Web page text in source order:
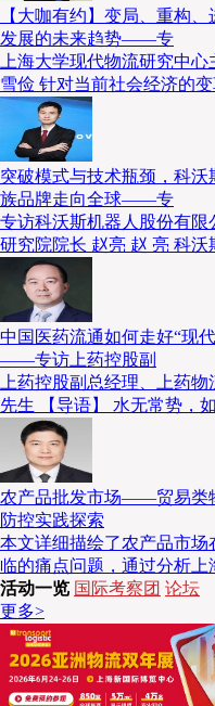
本白皮书旨在为锂电
智能制造升级，特别
信，在TWh时代，仓
管控的关键与安全应急
全文领取方式
【大咖有约】变局、重构
发展的未来趋势——专
上海大学现代物流研究中
雪俭 针对当前社会经济的
突破模式与技术瓶颈，科沃
族品牌走向全球——专
专访科沃斯机器人股份有限
研究院院长 赵亮 赵 亮 科沃
中国医药流通如何走好“现
——专访上药控股副
上药控股副总经理、上药物
先生 【导语】 水无常势，
农产品批发市场——贸易类
防控实践探索
本文详细描绘了农产品市场
临的痛点问题，通过分析上
活动一览 国际考察团 论坛
更多>